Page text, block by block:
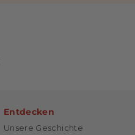
Entdecken
Unsere Geschichte